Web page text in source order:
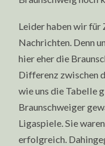
Leider haben wir für
Nachrichten. Denn
hier eher die
Differenz zwischen
wie uns die Tabelle
Braunschweiger
Ligaspiele. Sie
erfolgreich.